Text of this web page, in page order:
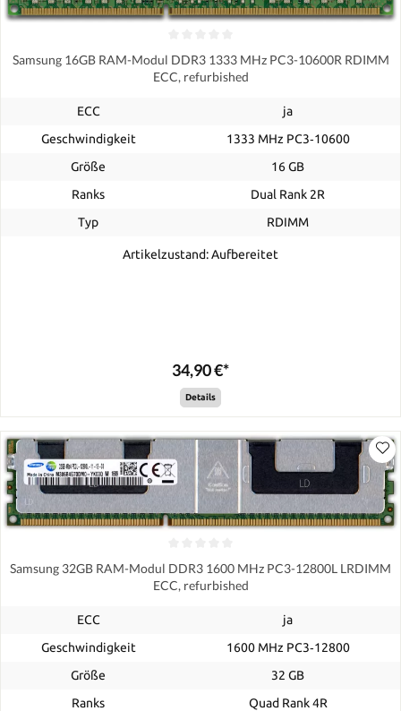
Samsung 16GB RAM-Modul DDR3 1333 MHz PC3-10600R RDIMM
ECC, refurbished
ECC
ja
Geschwindigkeit
1333 MHz PC3‑10600
Größe
16 GB
Ranks
Dual Rank 2R
Typ
RDIMM
Artikelzustand: Aufbereitet
34,90 €*
Details
Samsung 32GB RAM-Modul DDR3 1600 MHz PC3-12800L LRDIMM
ECC, refurbished
ECC
ja
Geschwindigkeit
1600 MHz PC3‑12800
Größe
32 GB
Ranks
Quad Rank 4R